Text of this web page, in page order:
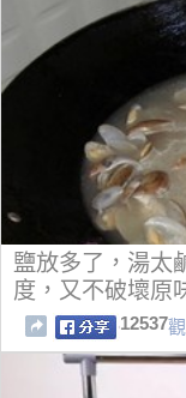
鹽放多了，湯太
度，又不破壞原
12537